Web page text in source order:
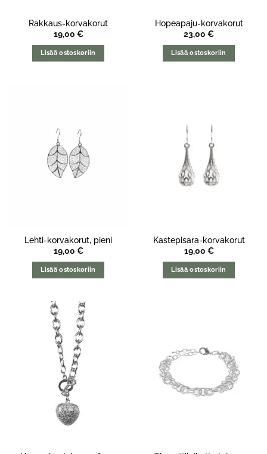
Rakkaus-korvakorut
19,00 €
Lisää ostoskoriin
Hopeapaju-korvakorut
23,00 €
Lisää ostoskoriin
Lehti-korvakorut, pieni
19,00 €
Lisää ostoskoriin
Kastepisara-korvakorut
19,00 €
Lisää ostoskoriin